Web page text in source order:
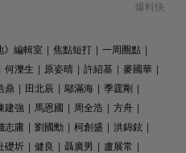
爆料快
》編輯室 | 焦點短打 | 一周圈點 |
何濼生 | 原姿晴 | 許紹基 | 麥國華 |
鼎 | 田北辰 | 鄔滿海 | 季霆剛 |
建強 | 馬恩國 | 周全浩 | 方舟 |
志庸 | 劉國勳 | 柯創盛 | 洪錦鉉 |
礎圻 | 健良 | 聶廣男 | 盧展常 |